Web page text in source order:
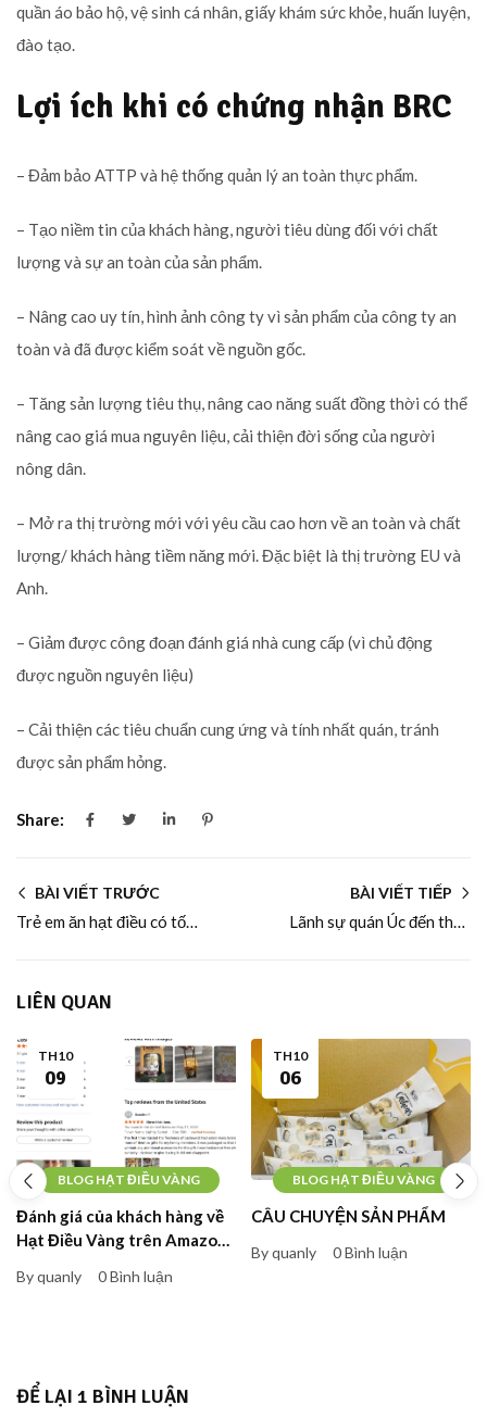
quần áo bảo hộ, vệ sinh cá nhân, giấy khám sức khỏe, huấn luyện,
đào tạo.
Lợi ích khi có chứng nhận BRC
– Đảm bảo ATTP và hệ thống quản lý an toàn thực phẩm.
– Tạo niềm tin của khách hàng, người tiêu dùng đối với chất
lượng và sự an toàn của sản phẩm.
– Nâng cao uy tín, hình ảnh công ty vì sản phẩm của công ty an
toàn và đã được kiểm soát về nguồn gốc.
– Tăng sản lượng tiêu thụ, nâng cao năng suất đồng thời có thể
nâng cao giá mua nguyên liệu, cải thiện đời sống của người
nông dân.
– Mở ra thị trường mới với yêu cầu cao hơn về an toàn và chất
lượng/ khách hàng tiềm năng mới. Đặc biệt là thị trường EU và
Anh.
– Giảm được công đoạn đánh giá nhà cung cấp (vì chủ động
được nguồn nguyên liệu)
– Cải thiện các tiêu chuẩn cung ứng và tính nhất quán, tránh
được sản phẩm hỏng.
Share:
BÀI VIẾT TRƯỚC
Trẻ em ăn hạt điều có tốt không?
BÀI VIẾT TIẾP
Lãnh sự quán Úc đến thăm Nhà máy Hạt Điều Vàng
LIÊN QUAN
BLOG HẠT ĐIỀU VÀNG
TH10
09
Đánh giá của khách hàng về
Hạt Điều Vàng trên Amazon
By quanly 0 Bình luận
BLOG HẠT ĐIỀU VÀNG
TH10
06
CÂU CHUYỆN SẢN PHẨM
By quanly 0 Bình luận
ĐỂ LẠI 1 BÌNH LUẬN